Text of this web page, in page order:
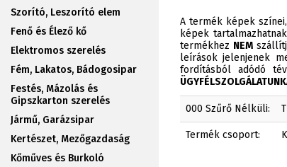
Szorító, Leszorító elem
Fenő és Élező kő
Elektromos szerelés
Fém, Lakatos, Bádogosipar
Festés, Mázolás és
Gipszkarton szerelés
Jármű, Garázsipar
Kertészet, Mezőgazdaság
Kőműves és Burkoló
A termék képek
képek
termékhez NEM
leírások jelenjenek
fordításból adódó
000 Szűrő Nélküli:
Termék csoport: